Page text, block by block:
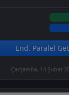
End. Paralel
Çarşamba, 14 Şubat